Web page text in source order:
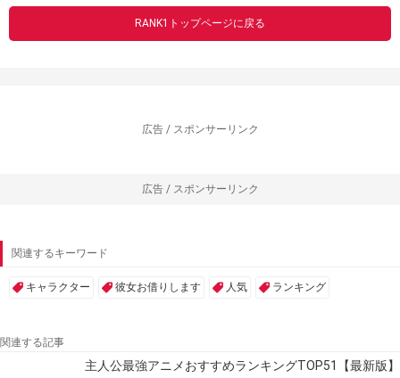
RANK1トップページに戻る
広告 / スポンサーリンク
広告 / スポンサーリンク
関連するキーワード
キャラクター 彼女お借りします 人気 ランキング
関連する記事
主人公最強アニメおすすめランキングTOP51【最新版】